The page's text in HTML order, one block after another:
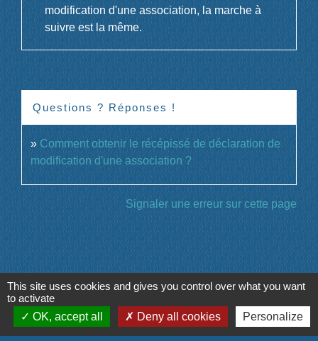
modification d'une association, la marche à
suivre est la même.
Questions ? Réponses !
Comment obtenir le récépissé de déclaration de
modification d'une association ?
Signaler une erreur sur cette page
Contacts
Commune de La Ferté-Milon
This site uses cookies and gives you control over what you want
to activate
OK, accept all
Deny all cookies Personalize